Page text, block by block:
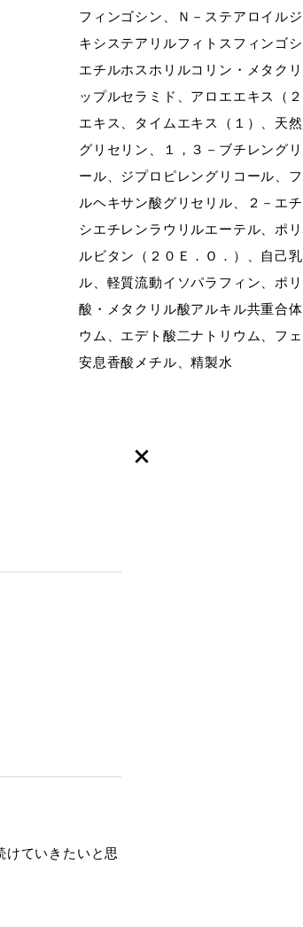
フィンゴシン、Ｎ－ステアロイル
キシステアリルフィトスフィンゴ
エチルホスホリルコリン・メタク
ップルセラミド、アロエエキス（
エキス、タイムエキス（１）、天
グリセリン、１，３－ブチレング
ール、ジプロピレングリコール、
ルヘキサン酸グリセリル、２－エ
シエチレンラウリルエーテル、ポ
ルビタン（２０Ｅ．Ｏ．）、自己
ル、軽質流動イソパラフィン、ポ
酸・メタクリル酸アルキル共重合
ウム、エデト酸二ナトリウム、フ
安息香酸メチル、精製水
けていきたいと思